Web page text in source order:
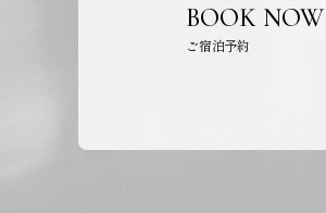
BOOK NOW
ご宿泊予約